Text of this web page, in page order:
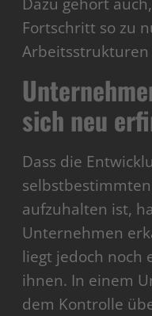
Dazu gehört
Fortschritt so zu
sich neu
Dass die
aufzuhalten ist,
Unternehmen
liegt jedoch noch
ihnen. In einem
dem Kontrolle